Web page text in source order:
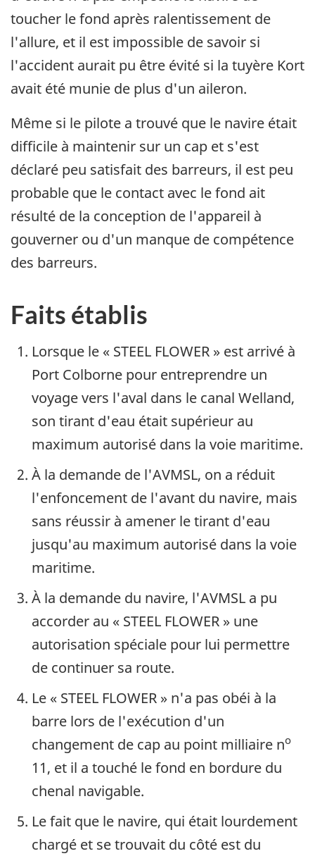
toucher le fond après ralentissement de
l'allure, et il est impossible de savoir si
l'accident aurait pu être évité si la tuyère Kort
avait été munie de plus d'un aileron.
Même si le pilote a trouvé que le navire était
difficile à maintenir sur un cap et s'est
déclaré peu satisfait des barreurs, il est peu
probable que le contact avec le fond ait
résulté de la conception de l'appareil à
gouverner ou d'un manque de compétence
des barreurs.
Faits établis
Lorsque le « STEEL FLOWER » est arrivé à
Port Colborne pour entreprendre un
voyage vers l'aval dans le canal Welland,
son tirant d'eau était supérieur au
maximum autorisé dans la voie maritime.
À la demande de l'AVMSL, on a réduit
l'enfoncement de l'avant du navire, mais
sans réussir à amener le tirant d'eau
jusqu'au maximum autorisé dans la voie
maritime.
À la demande du navire, l'AVMSL a pu
accorder au « STEEL FLOWER » une
autorisation spéciale pour lui permettre
de continuer sa route.
Le « STEEL FLOWER » n'a pas obéi à la
barre lors de l'exécution d'un
changement de cap au point milliaire no
11, et il a touché le fond en bordure du
chenal navigable.
Le fait que le navire, qui était lourdement
chargé et se trouvait du côté est du